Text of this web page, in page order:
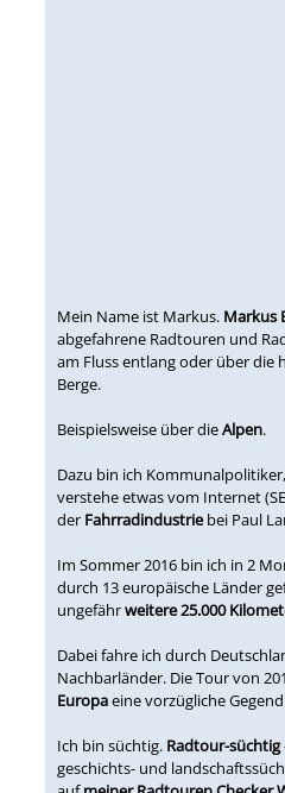
Mein Name ist Markus. Markus
abgefahrene Radtouren und
am Fluss entlang oder über die
Berge.
Beispielsweise über dieAlpen.
Dazu bin ich
verstehe etwas vom Internet
der Fahrradindustriebei Paul
Im Sommer 2016 bin ich in 2
durch 13 europäische Länder
ungefährweitere 25.000
Dabei fahre ich durch
Nachbarländer. Die Tour von
Europaeine vorzügliche
Ich bin süchtig. Radtour-süchtig
geschichts- und